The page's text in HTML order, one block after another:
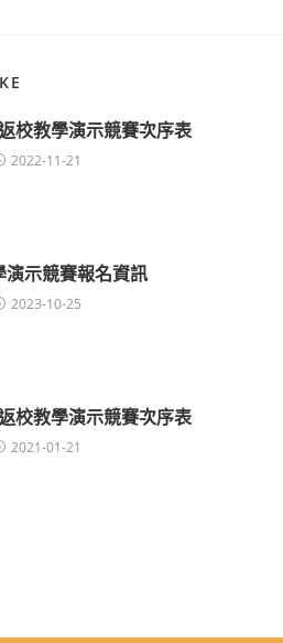
校教學演示競賽次序表
2022-11-21
演示競賽報名資訊
2023-10-25
校教學演示競賽次序表
2021-01-21